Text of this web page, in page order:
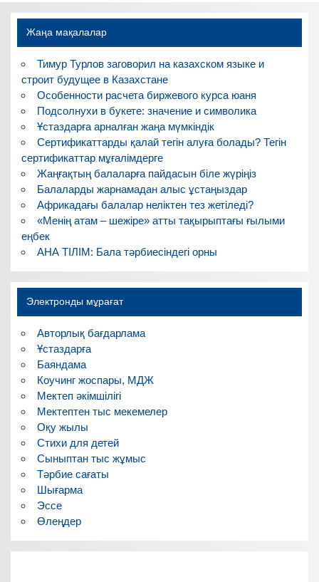
записям
Жаңа мақалалар
Тимур Турлов заговорил на казахском языке и
строит будущее в Казахстане
Особенности расчета биржевого курса юаня
Подсолнухи в букете: значение и символика
Ұстаздарға арналған жаңа мүмкіндік
Сертификаттарды қалай тегін алуға болады? Тегін
сертификаттар мұғалімдерге
Жаңғақтың балаларға пайдасын біле жүріңіз
Балаларды жарнамадан алыс ұстаңыздар
Африкадағы балалар неліктен тез жетіледі?
«Менің атам – шежіре» атты тақырыптағы ғылыми
еңбек
АНА ТІЛІМ: Бала тәрбиесіндегі орны
Электронды мұрағат
Авторлық бағдарлама
Ұстаздарға
Баяндама
Коучинг жоспары, МДЖ
Мектеп әкімшілігі
Мектептен тыс мекемелер
Оқу жылы
Стихи для детей
Сыныптан тыс жұмыс
Тәрбие сағаты
Шығарма
Эссе
Өлеңдер